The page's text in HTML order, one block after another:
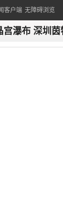
客户端 无障碍浏览
宫瀑布 深圳